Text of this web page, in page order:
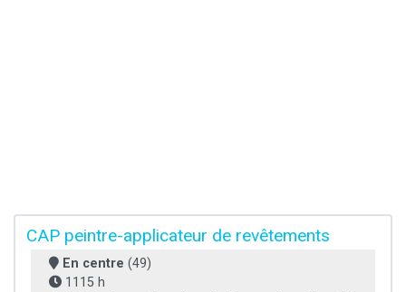
CAP peintre-applicateur de revêtements
En centre (49)
1115 h